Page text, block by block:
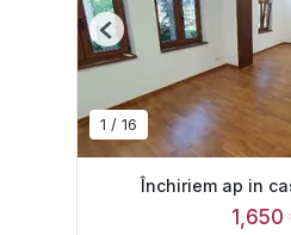
1 / 16
Previous
Închiriem ap in
1,650